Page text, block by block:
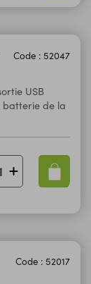
Code : 52047
USB
de la
Code : 52017